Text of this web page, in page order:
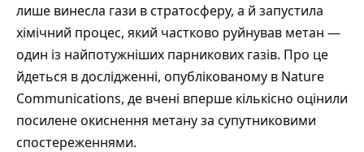
лише винесла гази в стратосферу, а й запустила
хімічний процес, який частково руйнував метан —
один із найпотужніших парникових газів. Про це
йдеться в дослідженні, опублікованому в Nature
Communications, де вчені вперше кількісно оцінили
посилене окиснення метану за супутниковими
спостереженнями.